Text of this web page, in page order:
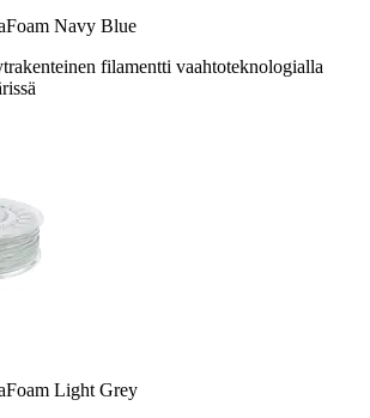
Navy Blue
filamentti vaahtoteknologialla
Light Grey